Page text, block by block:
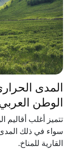
المدى
الوطن
تتميز أغلب أقاليم
سواء في ذلك المدى
القارية للمناخ.